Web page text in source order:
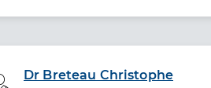
Dr Breteau Christophe
Professionel de santé